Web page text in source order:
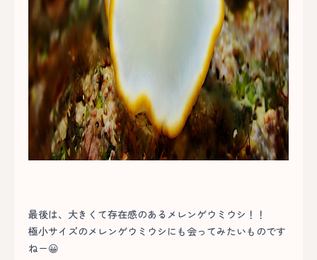
最後は、大きくて存在感のあるメレンゲウミウシ！！
極小サイズのメレンゲウミウシにも会ってみたいものです
ねー😀